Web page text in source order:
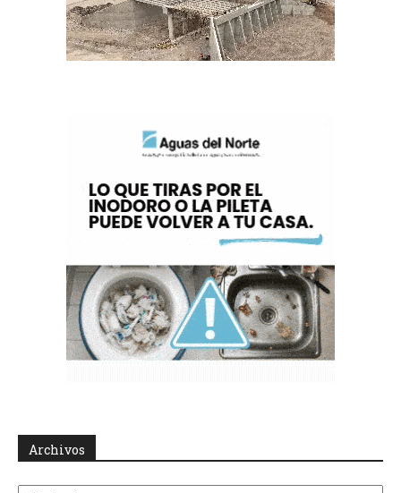
Archivos
Archivos